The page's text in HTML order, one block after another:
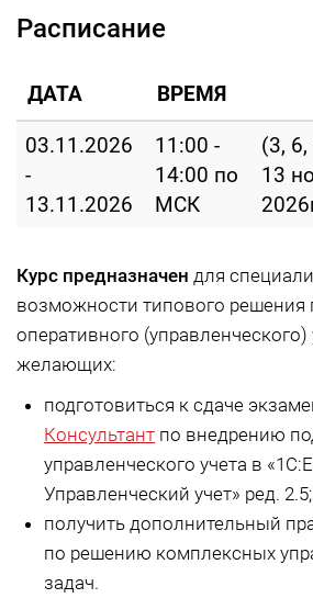
Расписание
ДАТА ВРЕМЯ
03.11.2026
-
13.11.2026
11:00 -
14:00 по
МСК
(3, 6,
13
Курс предназначен для
возможности типового решения
оперативного (управленческого)
желающих:
подготовиться к сдаче
Консультант по внедрению
управленческого учета в
Управленческий учет» ред. 2.5;
получить дополнительный
по решению комплексных
задач.